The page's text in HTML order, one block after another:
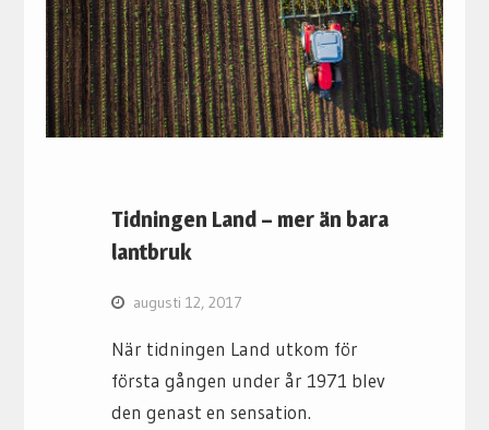
Tidningen Land – mer än bara
lantbruk
augusti 12, 2017
När tidningen Land utkom för
första gången under år 1971 blev
den genast en sensation.